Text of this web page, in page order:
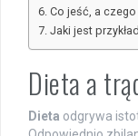
Co jeść, a
Jaki jest
Dieta a
Dieta odgrywa